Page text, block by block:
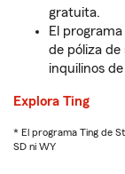
gratuita.
El
de póliza
inquilinos
Explora Ting
* El programa Ting de
SD ni WY